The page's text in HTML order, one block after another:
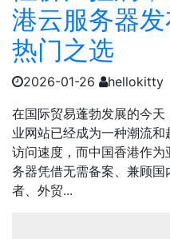
港云服务器
热门之选
2026-01-26
hellokitty
在国际贸易蓬勃发展的今
业网站已经成为一种潮流
访问速度，而中国香港作
务器凭借无需备案、兼顾
者、外贸...